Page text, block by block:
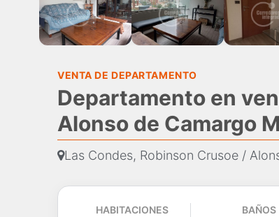
VENTA DE DEPARTAMENTO
Departamento en
Alonso de Camargo
Las Condes, Robinson Crusoe /
HABITACIONES BAÑOS